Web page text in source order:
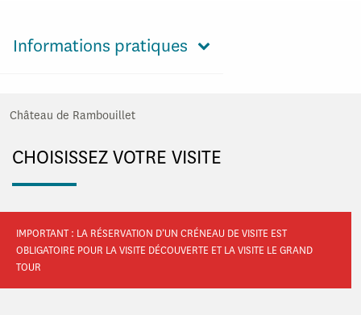
Informations pratiques
Château de Rambouillet
CHOISISSEZ VOTRE VISITE
IMPORTANT : LA RÉSERVATION D’UN CRÉNEAU DE VISITE EST
OBLIGATOIRE POUR LA VISITE DÉCOUVERTE ET LA VISITE LE GRAND
TOUR